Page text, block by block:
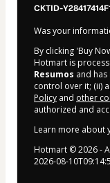
CKTID-
Was your
By clicking 'Buy
Hotmart is
Resumos and
control over it; (ii)
Policy and other
authorized and
Learn more about
Hotmart ©2026-
2026-08-